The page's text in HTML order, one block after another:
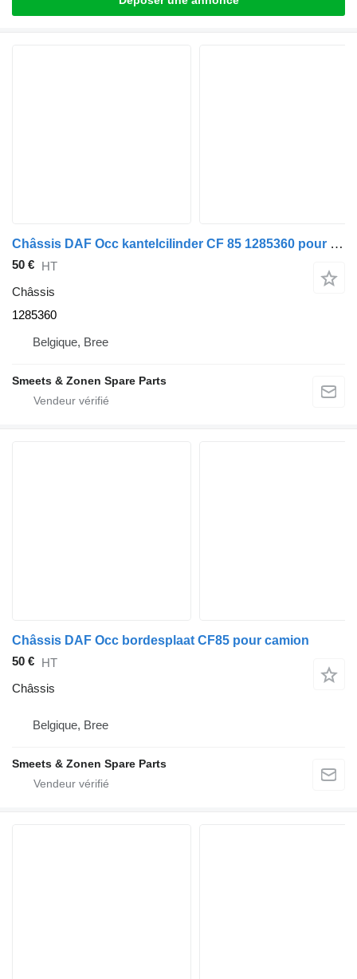
Châssis DAF Occ kantelcilinder CF 85 1285360 pour camion
50 € HT
Châssis
1285360
Belgique, Bree
Smeets & Zonen Spare Parts
Châssis DAF Occ bordesplaat CF85 pour camion
50 € HT
Châssis
Belgique, Bree
Smeets & Zonen Spare Parts